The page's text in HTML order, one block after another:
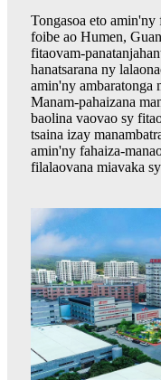
Tongasoa eto
foibe ao Humen,
fitaovam-
hanatsarana ny
amin'ny ambaratonga
Manam-pahaizana
baolina vaovao sy
tsaina izay
amin'ny fahaiza-
filalaovana miavaka